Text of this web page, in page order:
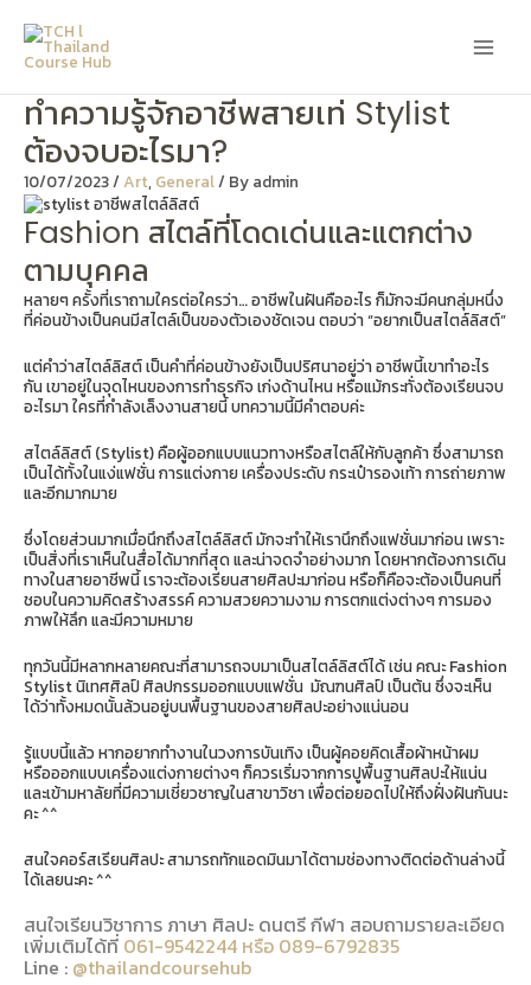
content
ทำความรู้จักอาชีพสายเท่ Stylist
ต้องจบอะไรมา?
10/07/2023/Art, General/ By admin
Fashion สไตล์ที่โดดเด่นและแตกต่าง
ตามบุคคล
หลายๆ ครั้งที่เราถามใครต่อใครว่า… อาชีพในฝันคืออะไร ก็มักจะมีคนกลุ่มหนึ่ง
ที่ค่อนข้างเป็นคนมีสไตล์เป็นของตัวเองชัดเจน ตอบว่า “อยากเป็นสไตล์ลิสต์”
แต่คำว่าสไตล์ลิสต์ เป็นคำที่ค่อนข้างยังเป็นปริศนาอยู่ว่า อาชีพนี้เขาทำอะไร
กัน เขาอยู่ในจุดไหนของการทำธุรกิจ เก่งด้านไหน หรือแม้กระทั่งต้องเรียนจบ
อะไรมา ใครที่กำลังเล็งงานสายนี้ บทความนี้มีคำตอบค่ะ
สไตล์ลิสต์ (Stylist) คือผู้ออกแบบแนวทางหรือสไตล์ให้กับลูกค้า ซึ่งสามารถ
เป็นได้ทั้งในแง่แฟชั่น การแต่งกาย เครื่องประดับ กระเป๋ารองเท้า การถ่ายภาพ
และอีกมากมาย
ซึ่งโดยส่วนมากเมื่อนึกถึงสไตล์ลิสต์ มักจะทำให้เรานึกถึงแฟชั่นมาก่อน เพราะ
เป็นสิ่งที่เราเห็นในสื่อได้มากที่สุด และน่าจดจำอย่างมาก โดยหากต้องการเดิน
ทางในสายอาชีพนี้ เราจะต้องเรียนสายศิลปะมาก่อน หรือก็คือจะต้องเป็นคนที่
ชอบในความคิดสร้างสรรค์ ความสวยความงาม การตกแต่งต่างๆ การมอง
ภาพให้ลึก และมีความหมาย
ทุกวันนี้มีหลากหลายคณะที่สามารถจบมาเป็นสไตล์ลิสต์ได้ เช่น คณะ Fashion
Stylist นิเทศศิลป์ ศิลปกรรมออกแบบแฟชั่น มัณฑนศิลป์ เป็นต้น ซึ่งจะเห็น
ได้ว่าทั้งหมดนั้นล้วนอยู่บนพื้นฐานของสายศิลปะอย่างแน่นอน
รู้แบบนี้แล้ว หากอยากทำงานในวงการบันเทิง เป็นผู้คอยคิดเสื้อผ้าหน้าผม
หรือออกแบบเครื่องแต่งกายต่างๆ ก็ควรเริ่มจากการปูพื้นฐานศิลปะให้แน่น
และเข้ามหาลัยที่มีความเชี่ยวชาญในสาขาวิชา เพื่อต่อยอดไปให้ถึงฝั่งฝันกันนะ
คะ ^^
สนใจคอร์สเรียนศิลปะ สามารถทักแอดมินมาได้ตามช่องทางติดต่อด้านล่างนี้
ได้เลยนะคะ ^^
สนใจเรียนวิชาการ ภาษา ศิลปะ ดนตรี กีฬา สอบถามรายละเอียด
เพิ่มเติมได้ที่ 061-9542244 หรือ 089-6792835
Line : @thailandcoursehub